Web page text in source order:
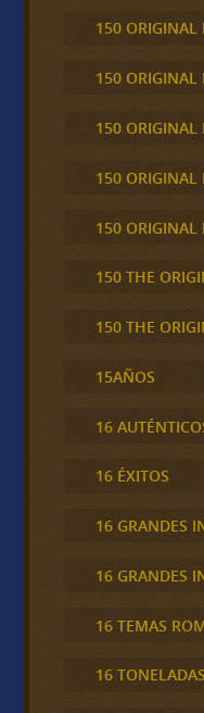
150 ORIGINAL
150 ORIGINAL
150 ORIGINAL
150 ORIGINAL
150 ORIGINAL
150 THE
150 THE
15AÑOS
16
16 ÉXITOS
16 GRANDES
16 GRANDES
16 TEMAS
16